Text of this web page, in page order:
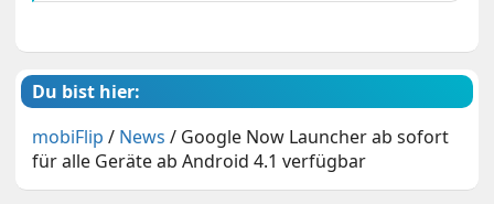
Du bist hier:
mobiFlip / News / Google Now Launcher ab sofort
für alle Geräte ab Android 4.1 verfügbar